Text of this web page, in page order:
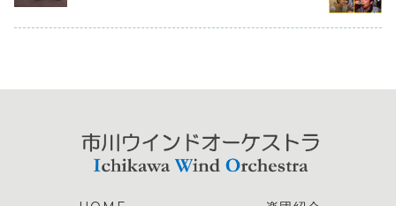
い...